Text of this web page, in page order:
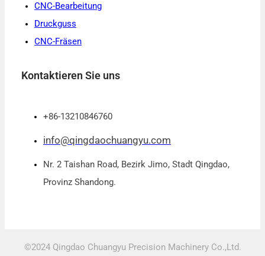
CNC-Bearbeitung
Druckguss
CNC-Fräsen
Kontaktieren Sie uns
+86-13210846760
info@qingdaochuangyu.com
Nr. 2 Taishan Road, Bezirk Jimo, Stadt Qingdao,
Provinz Shandong.
©2024 Qingdao Chuangyu Precision Machinery Co.,Ltd.